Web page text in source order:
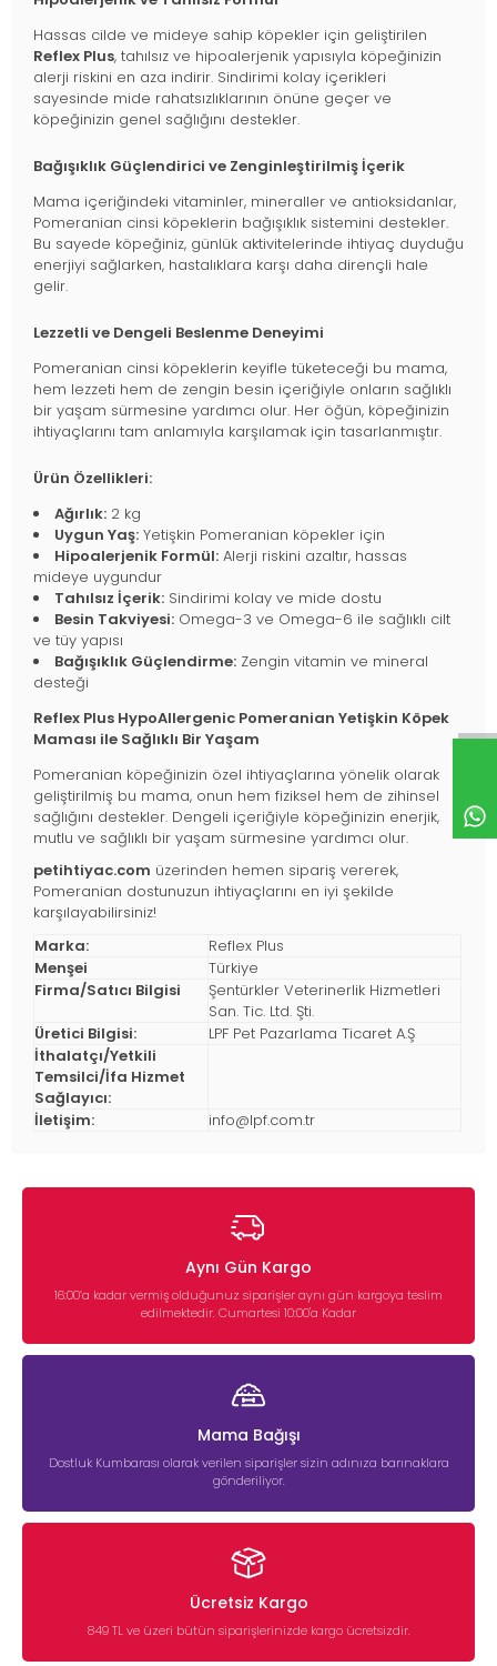
Hassas cilde ve mideye sahip köpekler için geliştirilen
Reflex Plus, tahılsız ve hipoalerjenik yapısıyla köpeğinizin
alerji riskini en aza indirir. Sindirimi kolay içerikleri
sayesinde mide rahatsızlıklarının önüne geçer ve
köpeğinizin genel sağlığını destekler.
Bağışıklık Güçlendirici ve Zenginleştirilmiş İçerik
Mama içeriğindeki vitaminler, mineraller ve antioksidanlar,
Pomeranian cinsi köpeklerin bağışıklık sistemini destekler.
Bu sayede köpeğiniz, günlük aktivitelerinde ihtiyaç duyduğu
enerjiyi sağlarken, hastalıklara karşı daha dirençli hale
gelir.
Lezzetli ve Dengeli Beslenme Deneyimi
Pomeranian cinsi köpeklerin keyifle tüketeceği bu mama,
hem lezzeti hem de zengin besin içeriğiyle onların sağlıklı
bir yaşam sürmesine yardımcı olur. Her öğün, köpeğinizin
ihtiyaçlarını tam anlamıyla karşılamak için tasarlanmıştır.
Ürün Özellikleri:
Ağırlık: 2 kg
Uygun Yaş: Yetişkin Pomeranian köpekler için
Hipoalerjenik Formül: Alerji riskini azaltır, hassas
mideye uygundur
Tahılsız İçerik: Sindirimi kolay ve mide dostu
Besin Takviyesi: Omega-3 ve Omega-6 ile sağlıklı cilt
ve tüy yapısı
Bağışıklık Güçlendirme: Zengin vitamin ve mineral
desteği
Reflex Plus HypoAllergenic Pomeranian Yetişkin Köpek
Maması ile Sağlıklı Bir Yaşam
Pomeranian köpeğinizin özel ihtiyaçlarına yönelik olarak
geliştirilmiş bu mama, onun hem fiziksel hem de zihinsel
sağlığını destekler. Dengeli içeriğiyle köpeğinizin enerjik,
mutlu ve sağlıklı bir yaşam sürmesine yardımcı olur.
petihtiyac.com üzerinden hemen sipariş vererek,
Pomeranian dostunuzun ihtiyaçlarını en iyi şekilde
karşılayabilirsiniz!
Marka:
Reflex Plus
Menşei
Türkiye
Firma/Satıcı Bilgisi
Şentürkler Veterinerlik Hizmetleri
San. Tic. Ltd. Şti.
Üretici Bilgisi:
LPF Pet Pazarlama Ticaret A.Ş
İthalatçı/Yetkili
Temsilci/İfa Hizmet
Sağlayıcı:
İletişim:
info@lpf.com.tr
Aynı Gün Kargo
16:00’a kadar vermiş olduğunuz siparişler aynı gün kargoya teslim
edilmektedir. Cumartesi 10:00'a Kadar
Mama Bağışı
Dostluk Kumbarası olarak verilen siparişler sizin adınıza barınaklara
gönderiliyor.
Ücretsiz Kargo
849 TL ve üzeri bütün siparişlerinizde kargo ücretsizdir.